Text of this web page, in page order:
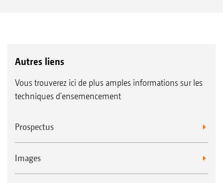
Autres liens
Vous trouverez ici de plus amples informations sur les
techniques d'ensemencement
Prospectus
Images